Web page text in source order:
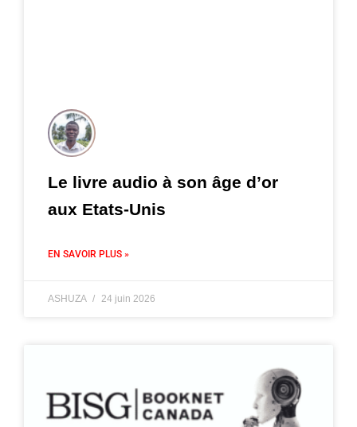
Le livre audio à son âge d’or
aux Etats-Unis
EN SAVOIR PLUS »
ASHUZA 24 juin 2026